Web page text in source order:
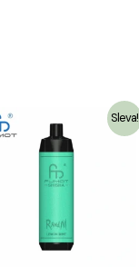
Sleva!